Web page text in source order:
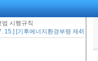
시행규칙
15.] [기후에너지환경부령 제49호,